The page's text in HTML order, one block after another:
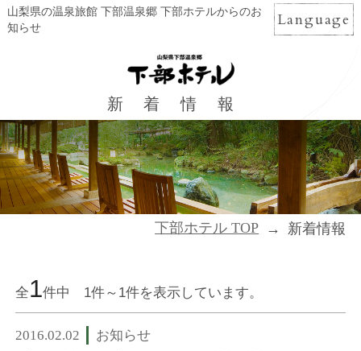
山梨県の温泉旅館 下部温泉郷 下部ホテルからのお
知らせ
Language
新着情報
新着情報
下部ホテル TOP
全1件中 1件～1件を表示しています。
2016.02.02 お知らせ